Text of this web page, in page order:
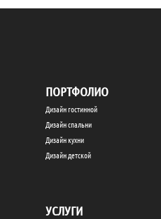
ПОРТФОЛИО
Дизайн гостинной
Дизайн спальни
Дизайн кухни
Дизайн детской
УСЛУГИ